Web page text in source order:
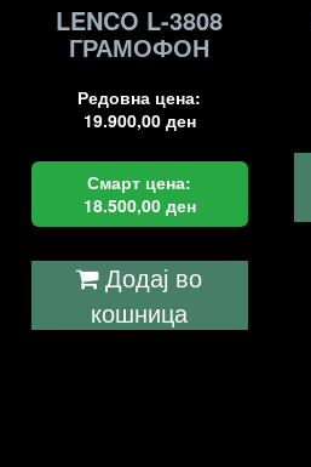
LENCO L-3808
ГРАМОФОН
Редовна цена:
19.900,00 ден
Смарт цена:
18.500,00 ден
Додај во
кошница